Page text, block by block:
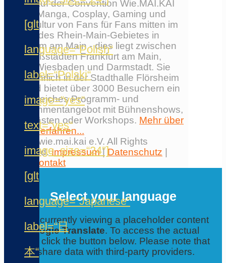
[glt
language=“Polish“
label=“Polski“
image=“yes“
text=“yes“
image_size=“24″]
[glt
language=“Japanese“
label=“日
本“
Erlebe auf der Convention Wie.MAI.KAI
Anime, Manga, Cosplay, Gaming und
Japankultur von Fans für Fans mitten im
Herzen des Rhein-Main-Gebietes in
Flörsheim am Main - dies liegt zwischen
den Großstädten Frankfurt am Main,
Mainz, Wiesbaden und Darmstadt. Sie
findet jährlich in der Stadthalle Flörsheim
statt und bietet über 3000 Besuchern ein
umfangreiches Programm- und
Entertainmentangebot mit Bühnenshows,
Ehrengästen oder Workshops. Mehr über
die Con erfahren...
© 2026 wie.mai.kai e.V. All Rights
Reserved.Impressum| Datenschutz
Kontakt
Select your language
You are currently viewing a placeholder content
fromGoogle Translate. To access the actual
content, click the button below. Please note that
this will share data with third-party providers.